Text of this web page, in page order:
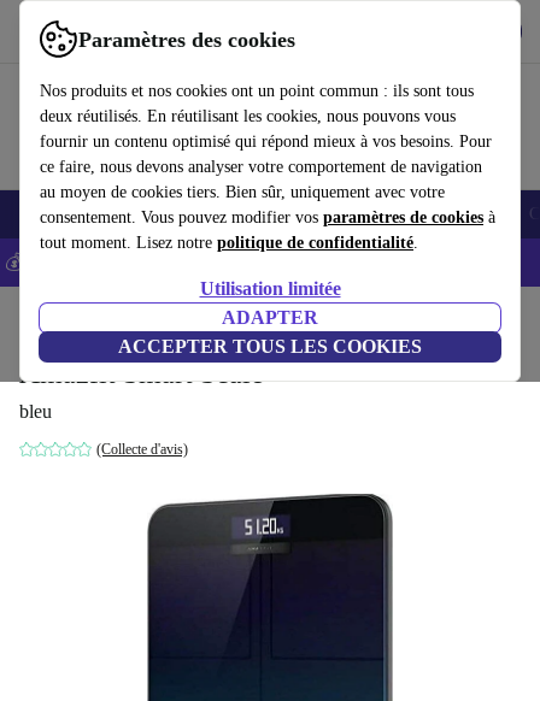
Paramètres des cookies
Nos produits et nos cookies ont un point commun : ils sont tous
deux réutilisés. En réutilisant les cookies, nous pouvons vous
fournir un contenu optimisé qui répond mieux à vos besoins. Pour
ce faire, nous devons analyser votre comportement de navigation
au moyen de cookies tiers. Bien sûr, uniquement avec votre
consentement. Vous pouvez modifier vos paramètres de cookies à
tout moment. Lisez notre politique de confidentialité.
Utilisation limitée
ADAPTER
ACCEPTER TOUS LES COOKIES
Utilisez refurbed rapidement et facilement
Smartphones Laptops Tablettes Montres connectées Accessoires
💰-5% EXTRA sur les iPhones – Code: IPHONEDEAL -
Santé & Beauté Soins du corps
Amazfit Smart Scale
bleu
(Collecte d'avis)